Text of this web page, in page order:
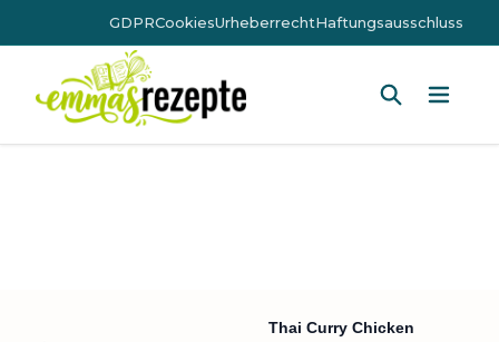
GDPRCookiesUrheberrechtHaftungsausschluss
Thai Curry Chicken